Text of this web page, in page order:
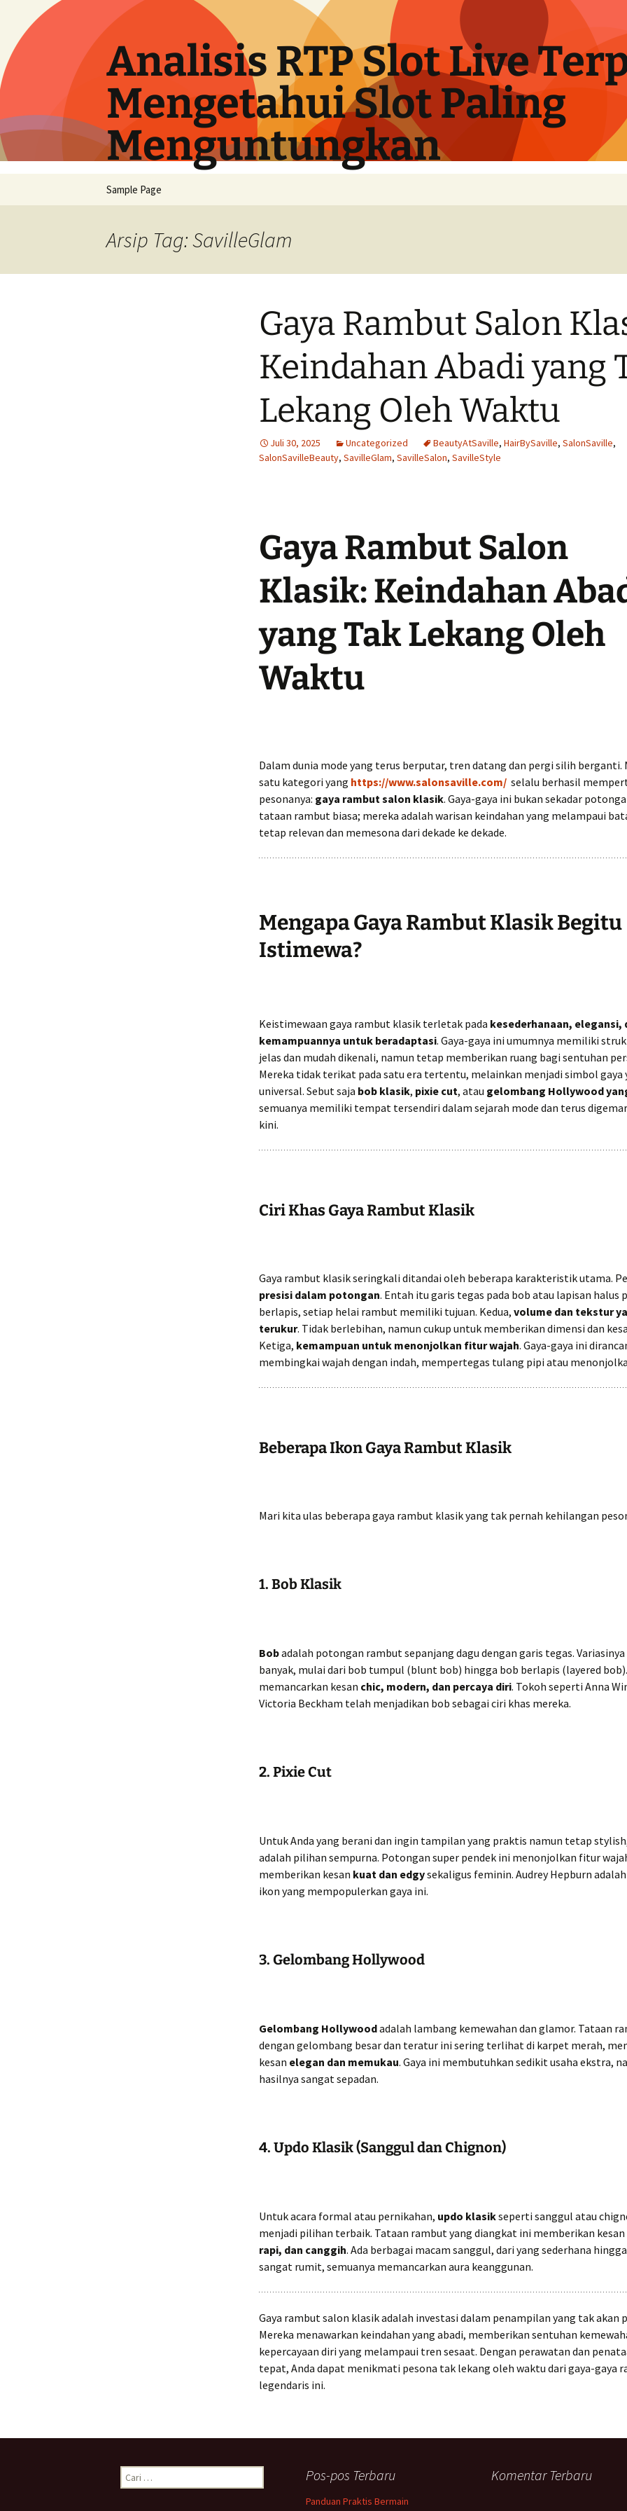
Langsung
Analisis RTP Slot Live
Mengetahui Slot Paling
Menguntungkan
Sample Page
Arsip Tag: SavilleGlam
Gaya Rambut Salon
Keindahan Abadi yang
Lekang Oleh Waktu
Juli 30, 2025 Uncategorized BeautyAtSaville, HairBySaville, SalonSaville,
SalonSavilleBeauty, SavilleGlam, SavilleSalon, SavilleStyle
Gaya Rambut Salon
Klasik: Keindahan
yang Tak Lekang Oleh
Waktu
Dalam dunia mode yang terus berputar, tren datang dan pergi silih berganti.
satu kategori yang https://www.salonsaville.com/ selalu berhasil
pesonanya: gaya rambut salon klasik. Gaya-gaya ini bukan sekadar
tataan rambut biasa; mereka adalah warisan keindahan yang melampaui
tetap relevan dan memesona dari dekade ke dekade.
Mengapa Gaya Rambut Klasik Begitu
Istimewa?
Keistimewaan gaya rambut klasik terletak pada kesederhanaan, elegansi,
kemampuannya untuk beradaptasi. Gaya-gaya ini umumnya memiliki
jelas dan mudah dikenali, namun tetap memberikan ruang bagi sentuhan
Mereka tidak terikat pada satu era tertentu, melainkan menjadi simbol gaya
universal. Sebut saja bob klasik, pixie cut, atau gelombang Hollywood
semuanya memiliki tempat tersendiri dalam sejarah mode dan terus
kini.
Ciri Khas Gaya Rambut Klasik
Gaya rambut klasik seringkali ditandai oleh beberapa karakteristik utama.
presisi dalam potongan. Entah itu garis tegas pada bob atau lapisan halus
berlapis, setiap helai rambut memiliki tujuan. Kedua, volume dan tekstur
terukur. Tidak berlebihan, namun cukup untuk memberikan dimensi dan
Ketiga, kemampuan untuk menonjolkan fitur wajah. Gaya-gaya ini
membingkai wajah dengan indah, mempertegas tulang pipi atau
Beberapa Ikon Gaya Rambut Klasik
Mari kita ulas beberapa gaya rambut klasik yang tak pernah kehilangan
1. Bob Klasik
Bobadalah potongan rambut sepanjang dagu dengan garis tegas.
banyak, mulai dari bob tumpul (blunt bob) hingga bob berlapis (layered bob).
memancarkan kesan chic, modern, dan percaya diri. Tokoh seperti Anna
Victoria Beckham telah menjadikan bob sebagai ciri khas mereka.
2. Pixie Cut
Untuk Anda yang berani dan ingin tampilan yang praktis namun tetap
adalah pilihan sempurna. Potongan super pendek ini menonjolkan fitur
memberikan kesan kuat dan edgysekaligus feminin. Audrey Hepburn
ikon yang mempopulerkan gaya ini.
3. Gelombang Hollywood
Gelombang Hollywoodadalah lambang kemewahan dan glamor. Tataan
dengan gelombang besar dan teratur ini sering terlihat di karpet merah,
kesan elegan dan memukau. Gaya ini membutuhkan sedikit usaha ekstra,
hasilnya sangat sepadan.
4. Updo Klasik (Sanggul dan Chignon)
Untuk acara formal atau pernikahan, updo klasikseperti sanggul atau
menjadi pilihan terbaik. Tataan rambut yang diangkat ini memberikan kesan
rapi, dan canggih. Ada berbagai macam sanggul, dari yang sederhana
sangat rumit, semuanya memancarkan aura keanggunan.
Gaya rambut salon klasik adalah investasi dalam penampilan yang tak akan
Mereka menawarkan keindahan yang abadi, memberikan sentuhan
kepercayaan diri yang melampaui tren sesaat. Dengan perawatan dan
tepat, Anda dapat menikmati pesona tak lekang oleh waktu dari gaya-gaya
legendaris ini.
Cari
untuk:
Pos-pos Terbaru
Panduan Praktis Bermain
Komentar Terbaru